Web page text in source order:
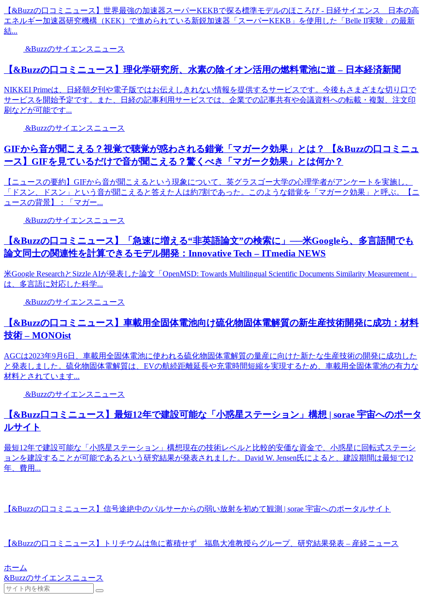
【&Buzzの口コミニュース】世界最強の加速器スーパーKEKBで探る標準モデルのほころび - 日経サイエンス 日本の高
エネルギー加速器研究機構（KEK）で進められている新鋭加速器「スーパーKEKB」を使用した「Belle II実験」の最新
結...
&Buzzのサイエンスニュース
【&Buzzの口コミニュース】理化学研究所、水素の陰イオン活用の燃料電池に道 – 日本経済新聞
NIKKEI Primeは、日経朝夕刊や電子版ではお伝えしきれない情報を提供するサービスです。今後もさまざまな切り口で
サービスを開始予定です。また、日経の記事利用サービスでは、企業での記事共有や会議資料への転載・複製、注文印
刷などが可能です...
&Buzzのサイエンスニュース
GIFから音が聞こえる？視覚で聴覚が惑わされる錯覚「マガーク効果」とは？ 【&Buzzの口コミニュ
ース】GIFを見ているだけで音が聞こえる？驚くべき「マガーク効果」とは何か？
【ニュースの要約】GIFから音が聞こえるという現象について、英グラスゴー大学の心理学者がアンケートを実施し、
「ドスン、ドスン」という音が聞こえると答えた人は約7割であった。このような錯覚を「マガーク効果」と呼ぶ。【ニ
ュースの背景】：「マガー...
&Buzzのサイエンスニュース
【&Buzzの口コミニュース】「急速に増える“非英語論文”の検索に」──米Googleら、多言語間でも
論文同士の関連性を計算できるモデル開発：Innovative Tech – ITmedia NEWS
米Google ResearchとSizzle AIが発表した論文「OpenMSD: Towards Multilingual Scientific Documents Similarity Measurement」
は、多言語に対応した科学...
&Buzzのサイエンスニュース
【&Buzzの口コミニュース】車載用全固体電池向け硫化物固体電解質の新生産技術開発に成功：材料
技術 – MONOist
AGCは2023年9月6日、車載用全固体電池に使われる硫化物固体電解質の量産に向けた新たな生産技術の開発に成功した
と発表しました。硫化物固体電解質は、EVの航続距離延長や充電時間短縮を実現するため、車載用全固体電池の有力な
材料とされています...
&Buzzのサイエンスニュース
【&Buzz口コミニュース】最短12年で建設可能な「小惑星ステーション」構想 | sorae 宇宙へのポータ
ルサイト
最短12年で建設可能な「小惑星ステーション」構想現在の技術レベルと比較的安価な資金で、小惑星に回転式ステーシ
ョンを建設することが可能であるという研究結果が発表されました。David W. Jensen氏によると、建設期間は最短で12
年、費用...
【&Buzzの口コミニュース】信号途絶中のパルサーからの弱い放射を初めて観測 | sorae 宇宙へのポータルサイト
【&Buzzの口コミニュース】トリチウムは魚に蓄積せず 福島大准教授らグループ、研究結果発表 – 産経ニュース
ホーム
&Buzzのサイエンスニュース